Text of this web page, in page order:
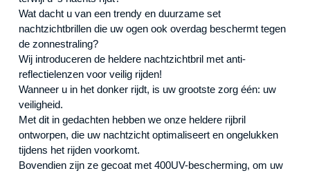
Wat dacht u van een trendy en duurzame set
nachtzichtbrillen die uw ogen ook overdag beschermt tegen
de zonnestraling?
Wij introduceren de heldere nachtzichtbril met anti-
reflectielenzen voor veilig rijden!
Wanneer u in het donker rijdt, is uw grootste zorg één: uw
veiligheid.
Met dit in gedachten hebben we onze heldere rijbril
ontworpen, die uw nachtzicht optimaliseert en ongelukken
tijdens het rijden voorkomt.
Bovendien zijn ze gecoat met 400UV-bescherming, om uw